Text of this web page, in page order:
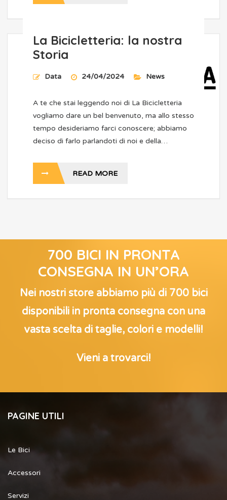
La Bicicletteria: la nostra
Storia
Data 24/04/2024 News
A te che stai leggendo noi di La Bicicletteria
vogliamo dare un bel benvenuto, ma allo stesso
tempo desideriamo farci conoscere; abbiamo
deciso di farlo parlandoti di noi e della…
READ MORE
700 BICI IN PRONTA
CONSEGNA IN UN’ORA
Nei nostri store abbiamo più di 700 bici
disponibili in pronta consegna con una
vasta scelta di taglie, colori e modelli!
Vieni a trovarci!
PAGINE UTILI
Le Bici
Accessori
Servizi